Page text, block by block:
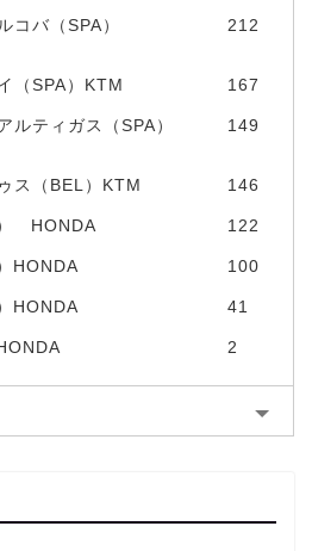
コバ（SPA）
212
（SPA）KTM 167
ルティガス（SPA）
149
ス（BEL）KTM 146
HONDA 122
HONDA 100
HONDA 41
2